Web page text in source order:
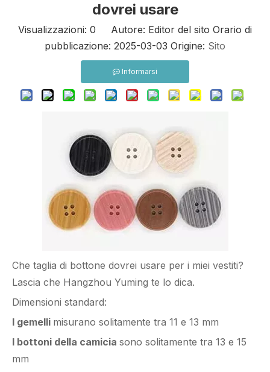
dovrei usare
Visualizzazioni: 0 Autore: Editor del sito Orario di
pubblicazione: 2025-03-03 Origine: Sito
Informarsi
Che taglia di bottone dovrei usare per i miei vestiti?
Lascia che Hangzhou Yuming te lo dica.
Dimensioni standard:
I gemelli misurano solitamente tra 11 e 13 mm
I bottoni della camicia sono solitamente tra 13 e 15
mm